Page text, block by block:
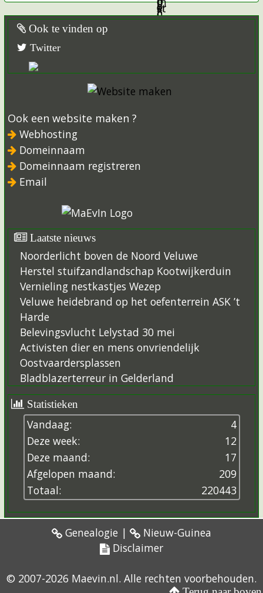
Ook te vinden op
Twitter
Ook een website maken ?
Webhosting
Domeinnaam
Domeinnaam registreren
Email
Laatste nieuws
Noorderlicht boven de Noord Veluwe
Herstel stuifzandlandschap Kootwijkerduin
Vernieling nestkastjes Wezep
Veluwe heidebrand op het oefenterrein ASK ’t
Harde
Belevingsvlucht Lelystad 30 mei
Activisten dier en mens onvriendelijk
Oostvaardersplassen
Bladblazerterreur in Gelderland
Statistieken
Vandaag:
4
Deze week:
12
Deze maand:
17
Afgelopen maand:
209
Totaal:
220443
Genealogie |
Nieuw-Guinea
Disclaimer
© 2007-2026 Maevin.nl. Alle rechten voorbehouden.